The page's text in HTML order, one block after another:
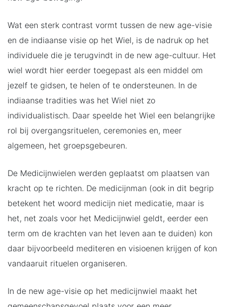
Wat een sterk contrast vormt tussen de new age-visie
en de indiaanse visie op het Wiel, is de nadruk op het
individuele die je terugvindt in de new age-cultuur. Het
wiel wordt hier eerder toegepast als een middel om
jezelf te gidsen, te helen of te ondersteunen. In de
indiaanse tradities was het Wiel niet zo
individualistisch. Daar speelde het Wiel een belangrijke
rol bij overgangsrituelen, ceremonies en, meer
algemeen, het groepsgebeuren.
De Medicijnwielen werden geplaatst om plaatsen van
kracht op te richten. De medicijnman (ook in dit begrip
betekent het woord medicijn niet medicatie, maar is
het, net zoals voor het Medicijnwiel geldt, eerder een
term om de krachten van het leven aan te duiden) kon
daar bijvoorbeeld mediteren en visioenen krijgen of kon
vandaaruit rituelen organiseren.
In de new age-visie op het medicijnwiel maakt het